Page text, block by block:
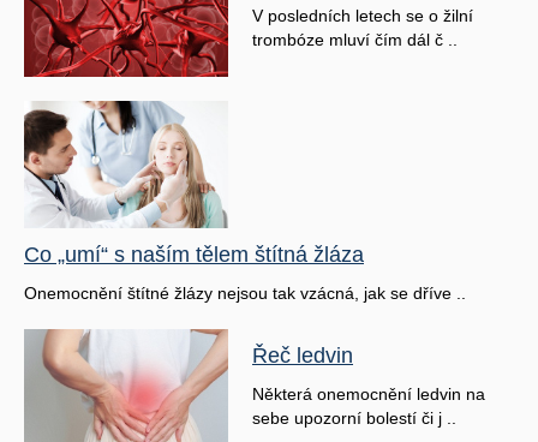
V posledních letech se o žilní
trombóze mluví čím dál č ..
Co „umí“ s naším tělem štítná žláza
Onemocnění štítné žlázy nejsou tak vzácná, jak se dříve ..
Řeč ledvin
Některá onemocnění ledvin na
sebe upozorní bolestí či j ..